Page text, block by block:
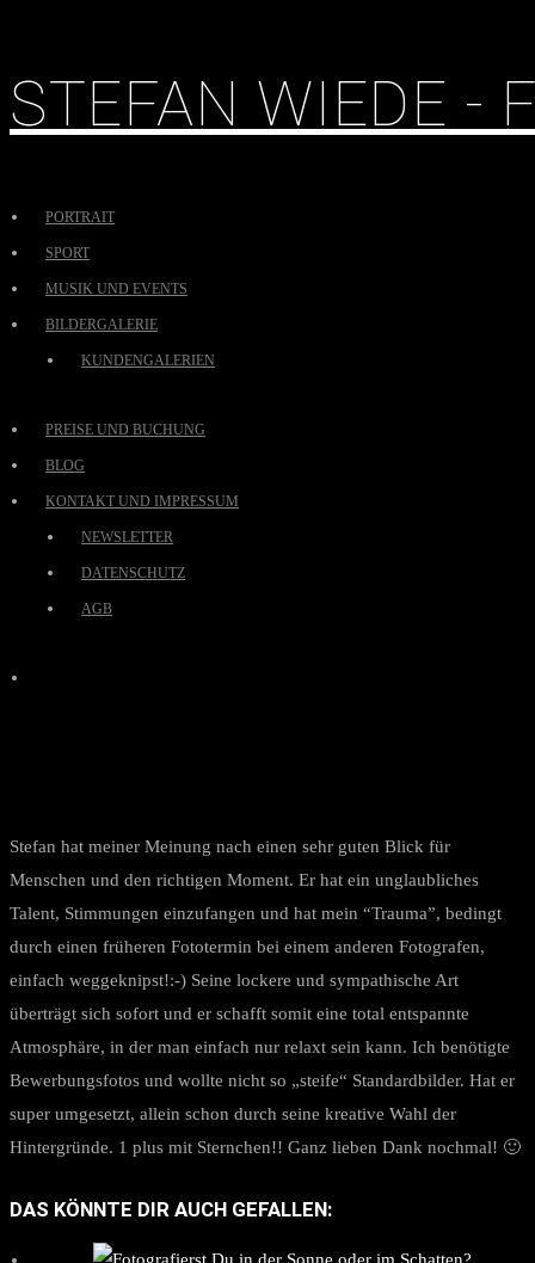
STEFAN WIEDE -
PORTRAIT
SPORT
MUSIK UND EVENTS
BILDERGALERIE
KUNDENGALERIEN
PREISE UND BUCHUNG
BLOG
KONTAKT UND IMPRESSUM
NEWSLETTER
DATENSCHUTZ
AGB
Stefan hat meiner Meinung nach einen sehr guten Blick für
Menschen und den richtigen Moment. Er hat ein unglaubliches
Talent, Stimmungen einzufangen und hat mein “Trauma”, bedingt
durch einen früheren Fototermin bei einem anderen Fotografen,
einfach weggeknipst!:-) Seine lockere und sympathische Art
überträgt sich sofort und er schafft somit eine total entspannte
Atmosphäre, in der man einfach nur relaxt sein kann. Ich benötigte
Bewerbungsfotos und wollte nicht so „steife“ Standardbilder. Hat er
super umgesetzt, allein schon durch seine kreative Wahl der
Hintergründe. 1 plus mit Sternchen!! Ganz lieben Dank nochmal! 🙂
DAS KÖNNTE DIR AUCH GEFALLEN: